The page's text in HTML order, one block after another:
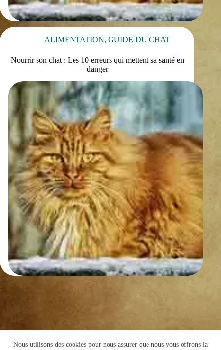
Nous utilisons des cookies pour nous assurer que nous vous offrons la
ALIMENTATION, GUIDE DU CHAT
Nourrir son chat : Les 10 erreurs qui mettent sa santé en
danger